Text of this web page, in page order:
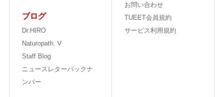
ブログ
Dr.HIRO
Naturopath. V
Staff Blog
ニュースレターバックナ
ンバー
お問い合わせ
TUEET会員規約
サービス利用規約